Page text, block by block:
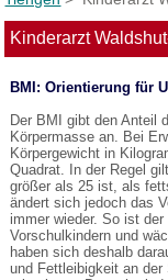
Kinderarzt
BMI: Orientierung für
Der BMI gibt den Anteil
Körpermasse an. Bei
Körpergewicht in
Quadrat. In der Regel
größer als 25 ist, als
ändert sich jedoch das
immer wieder. So ist
Vorschulkindern und
haben sich deshalb
und Fettleibigkeit an der